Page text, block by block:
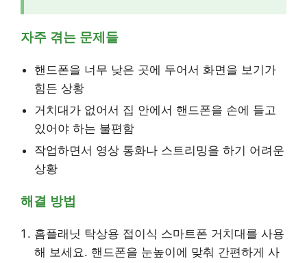
자주 겪는 문제들
핸드폰을 너무 낮은 곳에 두어서 화면을 보기가
힘든 상황
거치대가 없어서 집 안에서 핸드폰을 손에 들고
있어야 하는 불편함
작업하면서 영상 통화나 스트리밍을 하기 어려운
상황
해결 방법
홈플래닛 탁상용 접이식 스마트폰 거치대를 사용
해 보세요. 핸드폰을 눈높이에 맞춰 간편하게 사